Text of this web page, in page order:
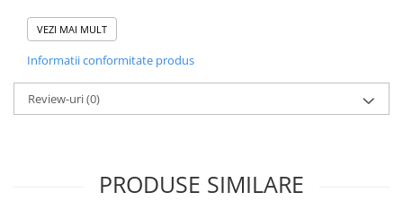
🎁 De ce să alegi Mystery Box
Funko Pop?
✔️ Experiență surpriză la fiecare deschidere
✔️ Perfect pentru colecționari și fanii Funko
✔️ Cadoul ideal pentru orice ocazie
VEZI MAI MULT
Informatii conformitate produs
Review-uri(0)
PRODUSE SIMILARE